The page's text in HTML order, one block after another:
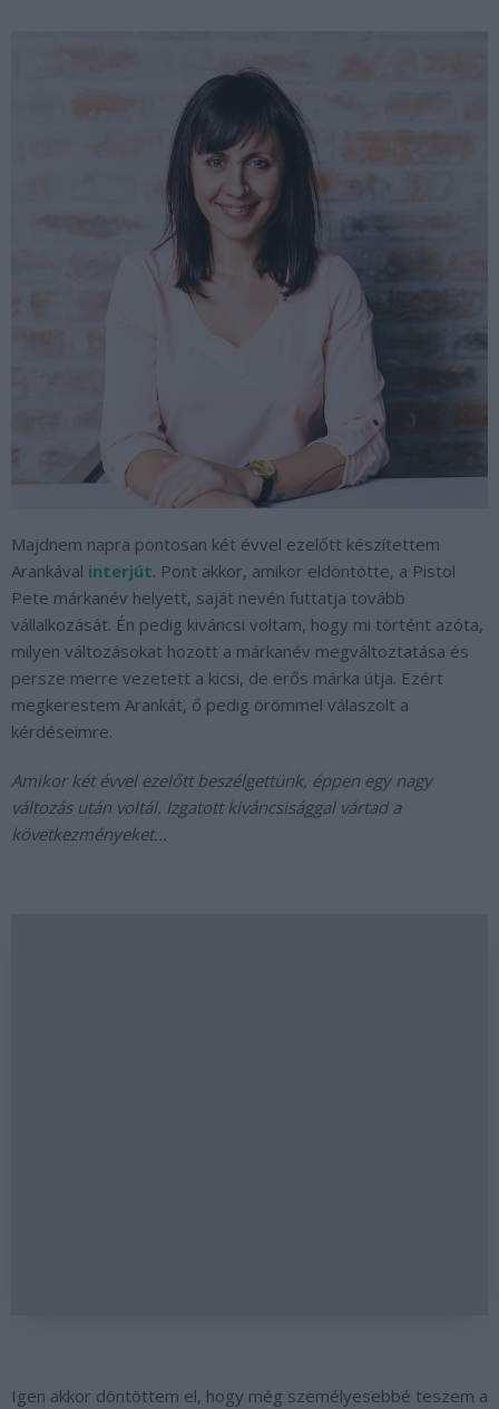
Majdnem napra pontosan két évvel ezelőtt készítettem
Arankával interjút. Pont akkor, amikor eldöntötte, a Pistol
Pete márkanév helyett, saját nevén futtatja tovább
vállalkozását. Én pedig kiváncsi voltam, hogy mi történt azóta,
milyen változásokat hozott a márkanév megváltoztatása és
persze merre vezetett a kicsi, de erős márka útja. Ezért
megkerestem Arankát, ő pedig örömmel válaszolt a
kérdéseimre.
Amikor két évvel ezelőtt beszélgettünk, éppen egy nagy
változás után voltál. Izgatott kiváncsisággal vártad a
következményeket...
Igen akkor döntöttem el, hogy még személyesebbé teszem a